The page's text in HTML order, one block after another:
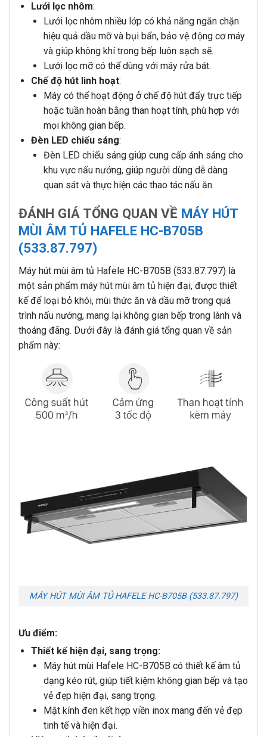
Lưới lọc nhôm:
Lưới lọc nhôm nhiều lớp có khả năng ngăn chặn
hiệu quả dầu mỡ và bụi bẩn, bảo vệ động cơ máy
và giúp không khí trong bếp luôn sạch sẽ.
Lưới lọc mỡ có thể dùng với máy rửa bát.
Chế độ hút linh hoạt:
Máy có thể hoạt động ở chế độ hút đẩy trực tiếp
hoặc tuần hoàn bằng than hoạt tính, phù hợp với
mọi không gian bếp.
Đèn LED chiếu sáng:
Đèn LED chiếu sáng giúp cung cấp ánh sáng cho
khu vực nấu nướng, giúp người dùng dễ dàng
quan sát và thực hiện các thao tác nấu ăn.
ĐÁNH GIÁ TỔNG QUAN VỀ MÁY HÚT
MÙI ÂM TỦ HAFELE HC-B705B
(533.87.797)
Máy hút mùi âm tủ Hafele HC-B705B (533.87.797) là
một sản phẩm máy hút mùi âm tủ hiện đại, được thiết
kế để loại bỏ khói, mùi thức ăn và dầu mỡ trong quá
trình nấu nướng, mang lại không gian bếp trong lành và
thoáng đãng. Dưới đây là đánh giá tổng quan về sản
phẩm này:
MÁY HÚT MÙI ÂM TỦ HAFELE HC-B705B (533.87.797)
Ưu điểm:
Thiết kế hiện đại, sang trọng:
Máy hút mùi Hafele HC-B705B có thiết kế âm tủ
dạng kéo rút, giúp tiết kiệm không gian bếp và tạo
vẻ đẹp hiện đại, sang trọng.
Mặt kính đen kết hợp viền inox mang đến vẻ đẹp
tinh tế và hiện đại.